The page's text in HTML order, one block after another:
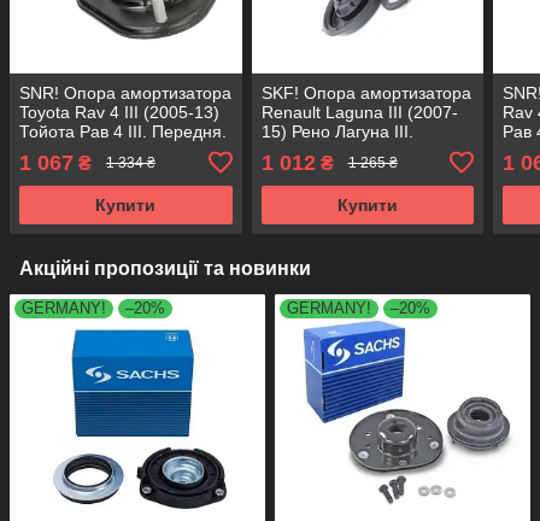
SNR! Опора амортизатора
Toyota Rav 4 III (2005-13)
Тойота Рав 4 III. Передня.
1 067 ₴ 1 334 ₴
Купити
SKF! Опора амортизатора
Renault Laguna III (2007-
15) Рено Лагуна III.
803023 , KB659.36 ,
VKDA35336
1 012₴ 1 265 ₴
Купити
Rav
Рав
1
Акційні пропозиції та новинки
GERMANY! –20% GERMANY! –20%